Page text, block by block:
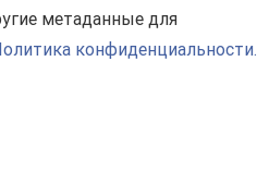
метаданные для
конфиденциальности.